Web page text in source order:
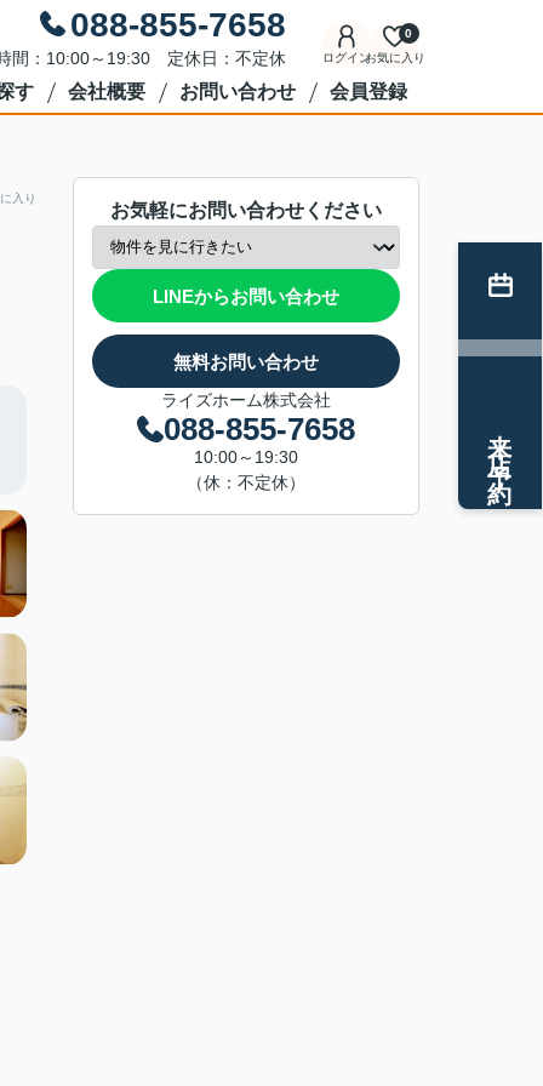
088-855-7658
間：10:00～19:30 定休日：不定休 ログインお気に入り
0
す 会社概要 お問い合わせ 会員登録
入り
お気軽にお問い合わせください
LINEからお問い合わせ
無料お問い合わせ
ライズホーム株式会社
088-855-7658
10:00～19:30
（休：不定休）
来店予約